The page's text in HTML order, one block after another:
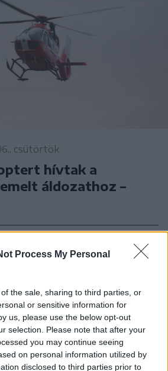
Process My Personal
the sale, sharing to third parties, or
or sensitive information for
us, please use the below opt-out
selection. Please note that after your
you may continue seeing
on personal information utilized by
disclosed to third parties prior to
csütörtök
hívtak a
áldozathoz –